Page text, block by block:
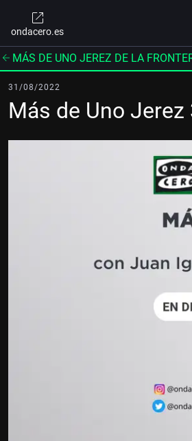
ondacero.es
MÁS DE UNO JEREZ DE LA
31/08/2022
Más de Uno